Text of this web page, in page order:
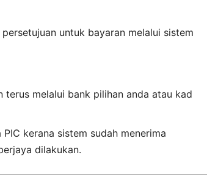
untuk bayaran melalui sistem
terus melalui bank pilihan anda atau kad
kerana sistem sudah menerima
dilakukan.